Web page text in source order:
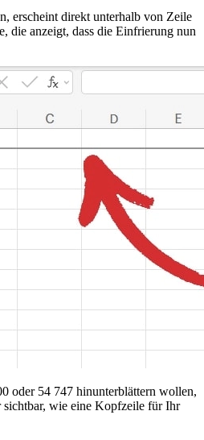
erscheint direkt unterhalb von Zeile
die anzeigt, dass die Einfrierung nun
oder 54 747 hinunterblättern wollen,
sichtbar, wie eine Kopfzeile für Ihr